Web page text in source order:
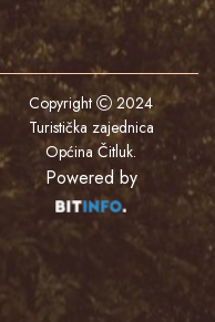
Copyright
2024
Turistička zajednica
Općina Čitluk.
Powered by